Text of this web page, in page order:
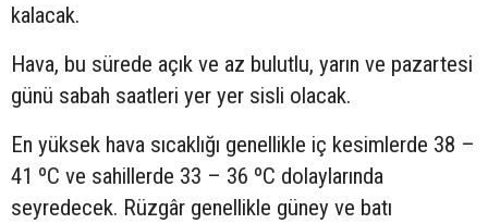
kalacak.
Hava, bu sürede açık ve az bulutlu, yarın ve pazartesi
günü sabah saatleri yer yer sisli olacak.
En yüksek hava sıcaklığı genellikle iç kesimlerde 38 –
41 ºC ve sahillerde 33 – 36 ºC dolaylarında
seyredecek. Rüzgâr genellikle güney ve batı